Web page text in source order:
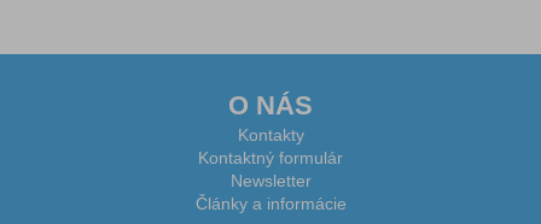
O NÁS
Kontakty
Kontaktný formulár
Newsletter
Články a informácie